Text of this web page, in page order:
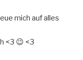
mich auf alles
<3 😉 <3